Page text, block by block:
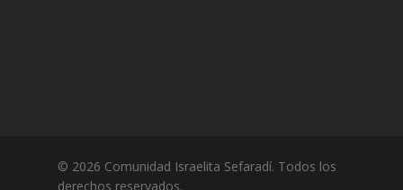
© 2026 Comunidad Israelita Sefaradí. Todos los
derechos reservados.